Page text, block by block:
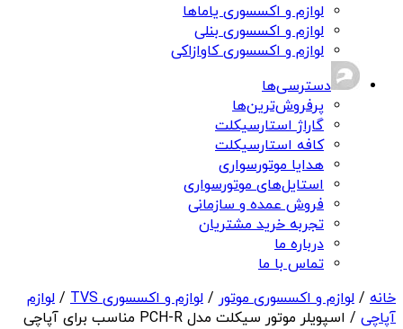
لوازم و اکسسوری یاماها
لوازم و اکسسوری بنلی
لوازم و اکسسوری کاوازاکی
دسترسی‌ها
پرفروش‌ترین‌ها
گاراژ استارسیکلت
کافه استارسیکلت
هدایا موتورسواری
استایل‌های موتورسواری
فروش عمده و سازمانی
تجربه خرید مشتریان
درباره ما
تماس با ما
خانه / لوازم و اکسسوری موتور / لوازم و اکسسوری TVS / لوازم
آپاچی / اسپویلر موتور سیکلت مدل PCH-R مناسب برای آپاچی